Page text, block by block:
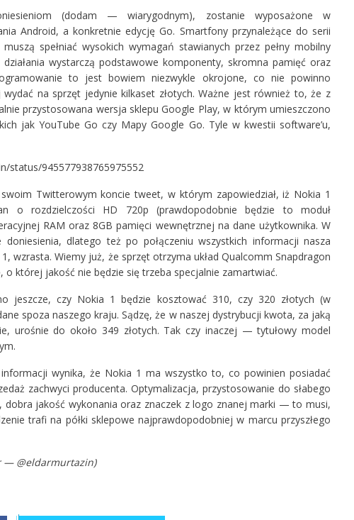
(dodam — wiarygodnym), zostanie wyposażone w
Android, a konkretnie edycję Go. Smartfony przynależące do serii
spełniać wysokich wymagań stawianych przez pełny mobilny
działania wystarczą podstawowe komponenty, skromna pamięć oraz
to jest bowiem niezwykle okrojone, co nie powinno
wydać na sprzęt jedynie kilkaset złotych. Ważne jest również to, że z
przystosowana wersja sklepu Google Play, w którym umieszczono
jak YouTube Go czy Mapy Google Go. Tyle w kwestii software’u,
status/945577938765975552
Twitterowym koncie tweet, w którym zapowiedział, iż Nokia 1
o rozdzielczości HD 720p (prawdopodobnie będzie to moduł
RAM oraz 8GB pamięci wewnętrznej na dane użytkownika. W
doniesienia, dlatego też po połączeniu wszystkich informacji nasza
wzrasta. Wiemy już, że sprzęt otrzyma układ Qualcomm Snapdragon
o której jakość nie będzie się trzeba specjalnie zamartwiać.
jeszcze, czy Nokia 1 będzie kosztować 310, czy 320 złotych (w
spoza naszego kraju. Sądzę, że w naszej dystrybucji kwota, za jaką
urośnie do około 349 złotych. Tak czy inaczej — tytułowy model
wynika, że Nokia 1 ma wszystko to, co powinien posiadać
zachwyci producenta. Optymalizacja, przystosowanie do słabego
dobra jakość wykonania oraz znaczek z logo znanej marki — to musi,
trafi na półki sklepowe najprawdopodobniej w marcu przyszłego
— @eldarmurtazin)